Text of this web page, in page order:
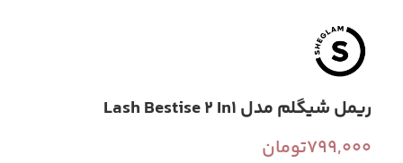
ریمل شیگلم مدل Lash Bestise 2 In1
799,000تومان